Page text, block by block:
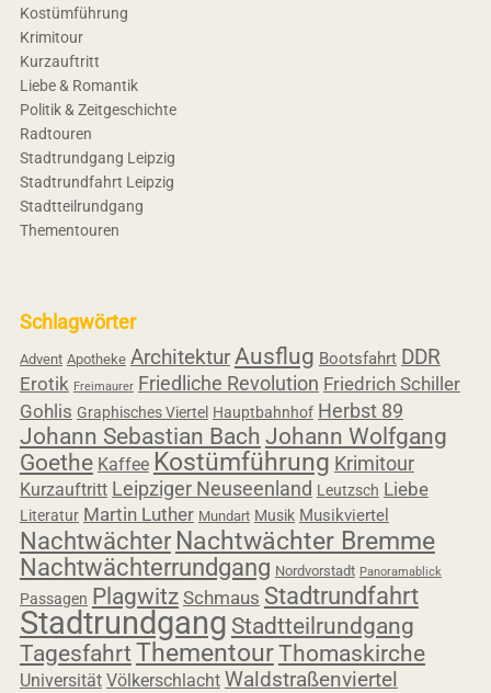
Kostümführung
Krimitour
Kurzauftritt
Liebe & Romantik
Politik & Zeitgeschichte
Radtouren
Stadtrundgang Leipzig
Stadtrundfahrt Leipzig
Stadtteilrundgang
Thementouren
Schlagwörter
Advent Apotheke Architektur Ausflug Bootsfahrt DDR
Erotik Freimaurer Friedliche Revolution Friedrich Schiller
Gohlis Graphisches Viertel Hauptbahnhof Herbst 89
Johann Sebastian Bach Johann Wolfgang
Goethe Kaffee Kostümführung Krimitour
Kurzauftritt Leipziger Neuseenland Leutzsch Liebe
Literatur Martin Luther Mundart Musik Musikviertel
Nachtwächter Nachtwächter Bremme
Nachtwächterrundgang Nordvorstadt Panoramablick
Passagen Plagwitz Schmaus Stadtrundfahrt
Stadtrundgang Stadtteilrundgang
Tagesfahrt ThementourThomaskirche
Universität Völkerschlacht Waldstraßenviertel